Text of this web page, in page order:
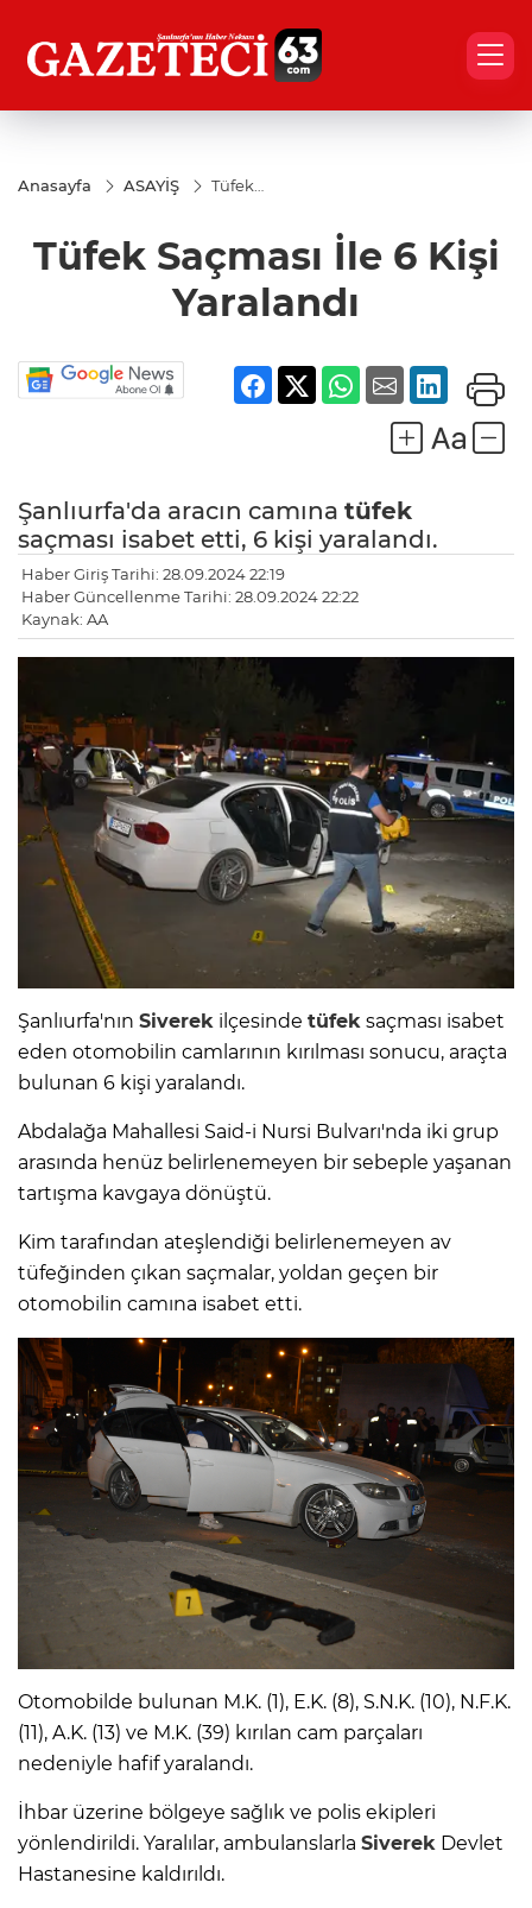
Anasayfa ASAYİŞ
Tüfek
Tüfek Saçması İle 6 Kişi
Yaralandı
Şanlıurfa'da aracın camına tüfek
saçması isabet etti, 6 kişi yaralandı.
Haber Giriş Tarihi: 28.09.2024 22:19
Haber Güncellenme Tarihi: 28.09.2024 22:22
Kaynak: AA
Şanlıurfa'nın Siverek ilçesinde tüfek saçması isabet
eden otomobilin camlarının kırılması sonucu, araçta
bulunan 6 kişi yaralandı.
Abdalağa Mahallesi Said-i Nursi Bulvarı'nda iki grup
arasında henüz belirlenemeyen bir sebeple yaşanan
tartışma kavgaya dönüştü.
Kim tarafından ateşlendiği belirlenemeyen av
tüfeğinden çıkan saçmalar, yoldan geçen bir
otomobilin camına isabet etti.
Otomobilde bulunan M.K. (1), E.K. (8), S.N.K. (10), N.F.K.
(11), A.K. (13) ve M.K. (39) kırılan cam parçaları
nedeniyle hafif yaralandı.
İhbar üzerine bölgeye sağlık ve polis ekipleri
yönlendirildi. Yaralılar, ambulanslarla Siverek Devlet
Hastanesine kaldırıldı.